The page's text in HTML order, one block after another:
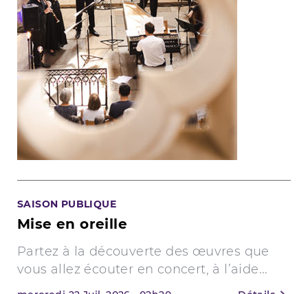
SAISON PUBLIQUE
Mise en oreille
Partez à la découverte des œuvres que
vous allez écouter en concert, à l’aide...